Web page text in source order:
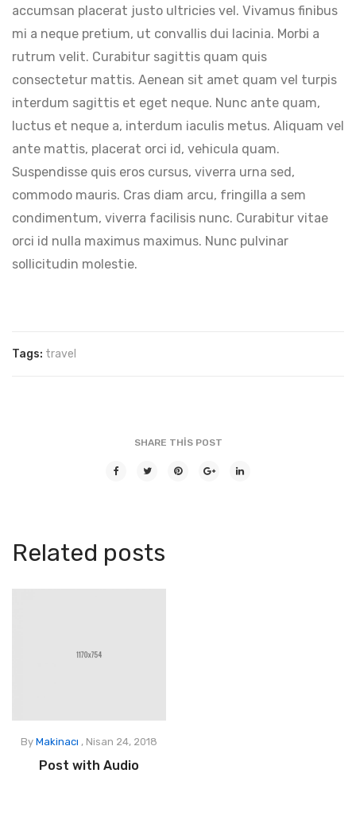
accumsan placerat justo ultricies vel. Vivamus finibus
mi a neque pretium, ut convallis dui lacinia. Morbi a
rutrum velit. Curabitur sagittis quam quis
consectetur mattis. Aenean sit amet quam vel turpis
interdum sagittis et eget neque. Nunc ante quam,
luctus et neque a, interdum iaculis metus. Aliquam vel
ante mattis, placerat orci id, vehicula quam.
Suspendisse quis eros cursus, viverra urna sed,
commodo mauris. Cras diam arcu, fringilla a sem
condimentum, viverra facilisis nunc. Curabitur vitae
orci id nulla maximus maximus. Nunc pulvinar
sollicitudin molestie.
Tags: travel
SHARE THIS POST
Related posts
By Makinacı , Nisan 24, 2018
Post with Audio